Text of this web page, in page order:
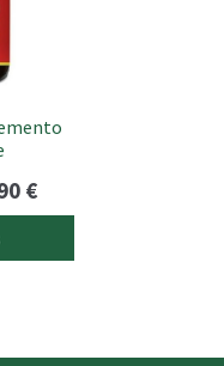
€Price
range:
17.95 €